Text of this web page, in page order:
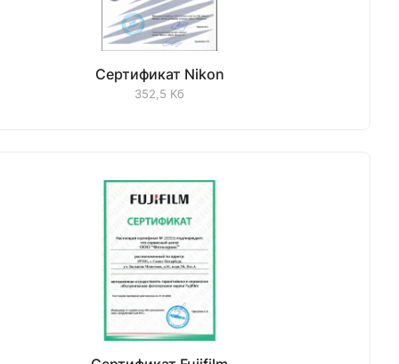
Сертификат Nikon
352,5 Кб